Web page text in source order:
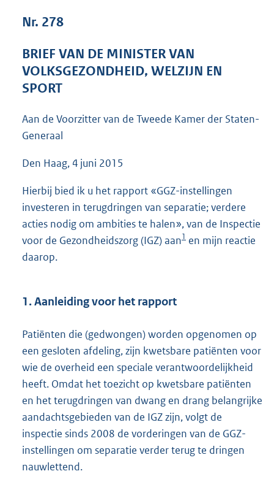
e
:
b
Nr. 278
BRIEF VAN DE MINISTER VAN
VOLKSGEZONDHEID, WELZIJN EN
SPORT
Aan de Voorzitter van de Tweede Kamer der Staten-
Generaal
Den Haag, 4 juni 2015
Hierbij bied ik u het rapport «GGZ-instellingen
investeren in terugdringen van separatie; verdere
acties nodig om ambities te halen», van de Inspectie
voor de Gezondheidszorg (IGZ) aan1 en mijn reactie
daarop.
1. Aanleiding voor het rapport
Patiënten die (gedwongen) worden opgenomen op
een gesloten afdeling, zijn kwetsbare patiënten voor
wie de overheid een speciale verantwoordelijkheid
heeft. Omdat het toezicht op kwetsbare patiënten
en het terugdringen van dwang en drang belangrijke
aandachtsgebieden van de IGZ zijn, volgt de
inspectie sinds 2008 de vorderingen van de GGZ-
instellingen om separatie verder terug te dringen
nauwlettend.